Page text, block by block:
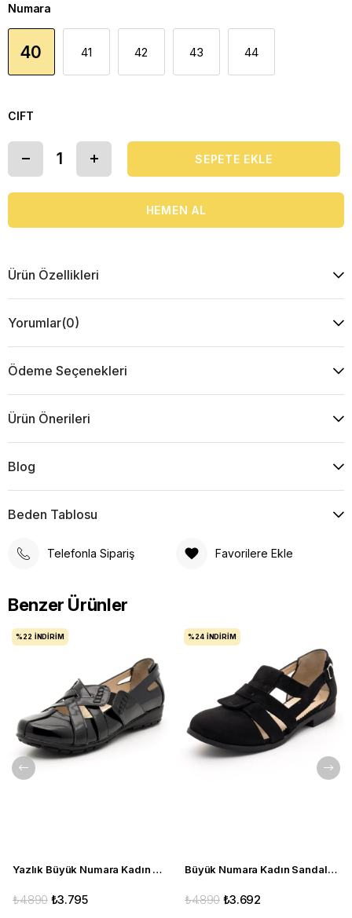
Numara
40 41 42 43 44
CIFT
Ürün Özellikleri
Yorumlar(0)
Ödeme Seçenekleri
Ürün Önerileri
Blog
Beden Tablosu
Telefonla Sipariş Favorilere Ekle
Benzer Ürünler
Yazlık Büyük Numara Kadın Babet C1347 siyah
₺3.795
₺4.890
%22 İNDIRIM
Büyük Numara Kadın Sandalet Babet Ayakkabı 6259 siyah
₺3.692
₺4.890
%24 İNDIRIM